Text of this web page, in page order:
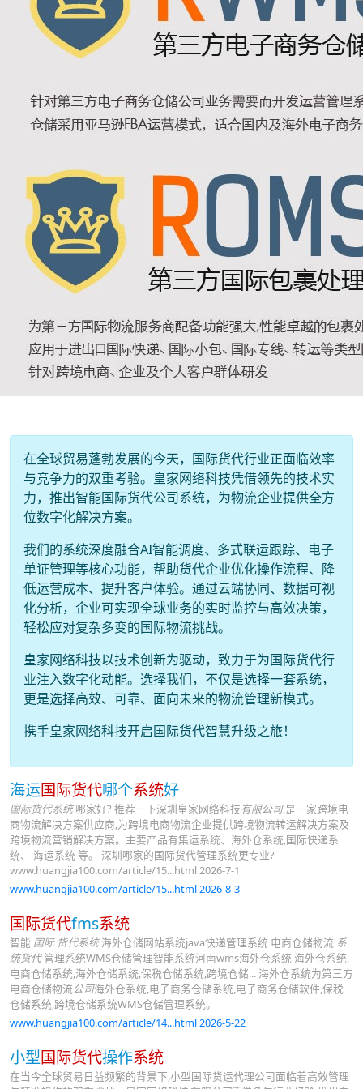
在全球贸易蓬勃发展的今天，国际货代行业正面临效率
与竞争力的双重考验。皇家网络科技凭借领先的技术实
力，推出智能国际货代公司系统，为物流企业提供全方
位数字化解决方案。
我们的系统深度融合AI智能调度、多式联运跟踪、电子
单证管理等核心功能，帮助货代企业优化操作流程、降
低运营成本、提升客户体验。通过云端协同、数据可视
化分析，企业可实现全球业务的实时监控与高效决策，
轻松应对复杂多变的国际物流挑战。
皇家网络科技以技术创新为驱动，致力于为国际货代行
业注入数字化动能。选择我们，不仅是选择一套系统，
更是选择高效、可靠、面向未来的物流管理新模式。
携手皇家网络科技开启国际货代智慧升级之旅！
海运国际货代哪个系统好
国际货代系统哪家好? 推荐一下深圳皇家网络科技有限公司,是一家跨境电
商物流解决方案供应商,为跨境电商物流企业提供跨境物流转运解决方案及
跨境物流营销解决方案。主要产品有集运系统、海外仓系统,国际快递系
统、 海运系统 等。 深圳哪家的国际货代管理系统更专业?
www.huangjia100.com/article/15...html 2026-7-1
www.huangjia100.com/article/15...html 2026-8-3
国际货代fms系统
智能 国际 货代系统海外仓储网站系统java快递管理系统 电商仓储物流 系
统货代管理系统WMS仓储管理智能系统河南wms海外仓系统 海外仓系统,
电商仓储系统,海外仓储系统,保税仓储系统,跨境仓储... 海外仓系统为第三方
电商仓储物流公司海外仓系统,电子商务仓储系统,电子商务仓储软件,保税
仓储系统,跨境仓储系统WMS仓储管理系统。
www.huangjia100.com/article/14...html 2026-5-22
小型国际货代操作系统
在当今全球贸易日益频繁的背景下,小型国际货运代理公司面临着高效管理